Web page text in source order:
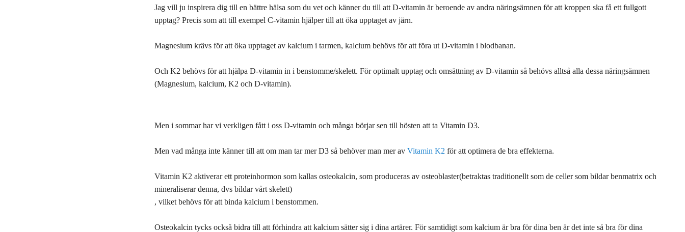
Jag vill ju inspirera dig till en bättre hälsa som du vet och känner du till att D-vitamin är beroende av andra näringsämnen för att kroppen ska få ett fullgott
upptag? Precis som att till exempel C-vitamin hjälper till att öka upptaget av järn.
Magnesium krävs för att öka upptaget av kalcium i tarmen, kalcium behövs för att föra ut D-vitamin i blodbanan.
Och K2 behövs för att hjälpa D-vitamin in i benstomme/skelett. För optimalt upptag och omsättning av D-vitamin så behövs alltså alla dessa näringsämnen
(Magnesium, kalcium, K2 och D-vitamin).
Men i sommar har vi verkligen fått i oss D-vitamin och många börjar sen till hösten att ta Vitamin D3.
Men vad många inte känner till att om man tar mer D3 så behöver man mer av Vitamin K2 för att optimera de bra effekterna.
Vitamin K2 aktiverar ett proteinhormon som kallas osteokalcin, som produceras av osteoblaster(betraktas traditionellt som de celler som bildar benmatrix och
mineraliserar denna, dvs bildar vårt skelett)
, vilket behövs för att binda kalcium i benstommen.
Osteokalcin tycks också bidra till att förhindra att kalcium sätter sig i dina artärer. För samtidigt som kalcium är bra för dina ben är det inte så bra för dina